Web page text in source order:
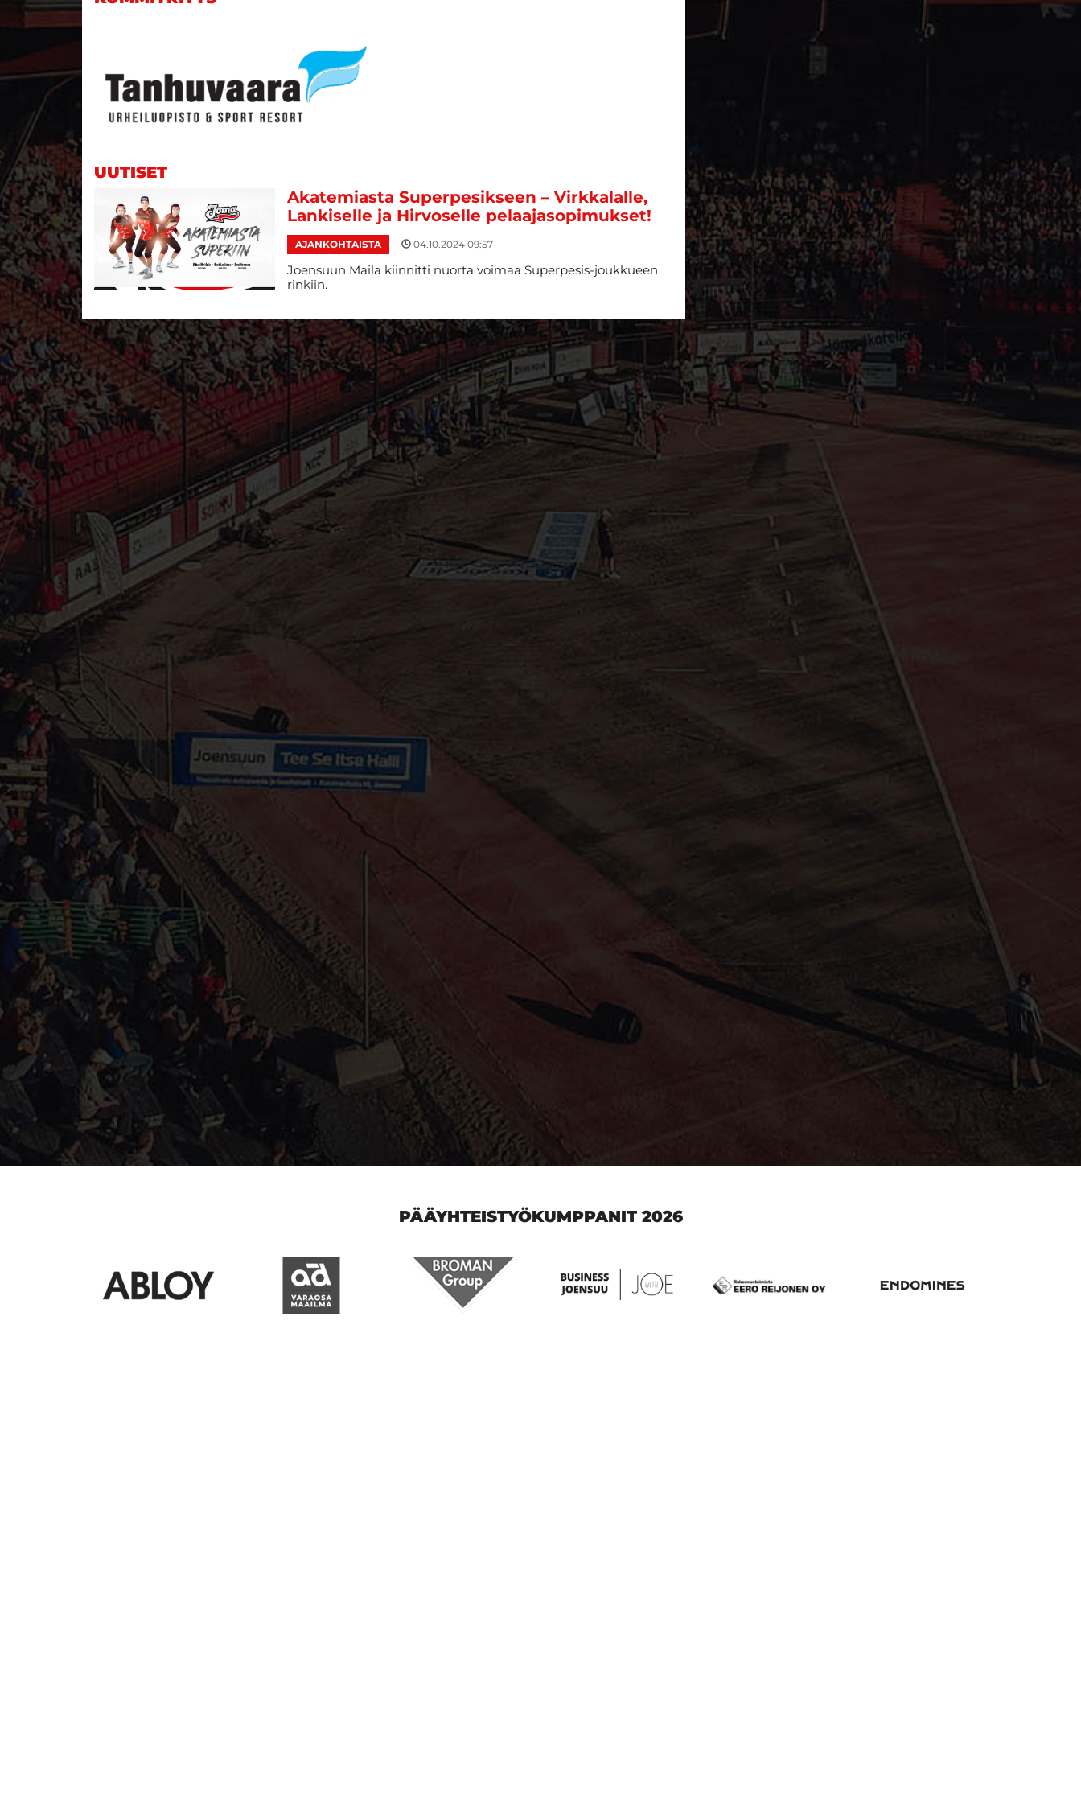
UUTISET
Akatemiasta Superpesikseen – Virkkalalle,
Lankiselle ja Hirvoselle pelaajasopimukset!
AJANKOHTAISTA | 04.10.2024 09:57
Joensuun Maila kiinnitti nuorta voimaa Superpesis-joukkueen
rinkiin.
PÄÄYHTEISTYÖKUMPPANIT 2026